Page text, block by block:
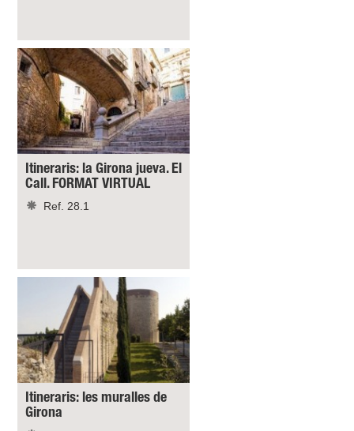
Itineraris: la Girona jueva. El
Call. FORMAT VIRTUAL
Ref. 28.1
Itineraris: les muralles de
Girona